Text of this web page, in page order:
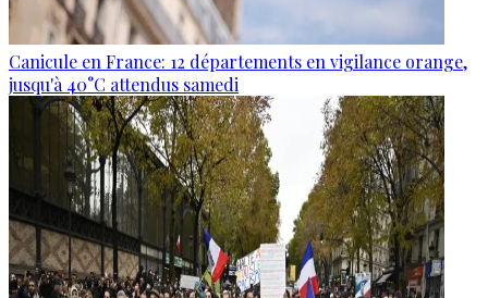
Canicule en France: 12 départements en vigilance orange,
jusqu'à 40°C attendus samedi